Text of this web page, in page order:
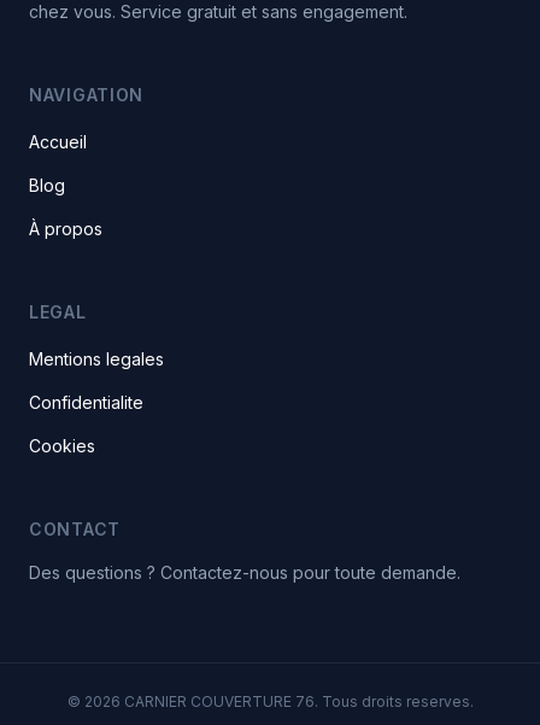
chez vous. Service gratuit et sans engagement.
NAVIGATION
Accueil
Blog
À propos
LEGAL
Mentions legales
Confidentialite
Cookies
CONTACT
Des questions ? Contactez-nous pour toute demande.
© 2026 CARNIER COUVERTURE 76. Tous droits reserves.